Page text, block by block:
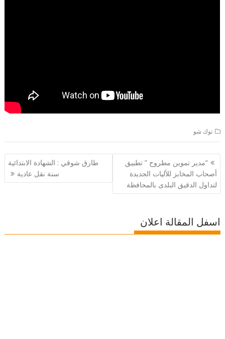
توك شو
تصفّح
المقالات
“مدير تموين مطروح ” تطبيق
أصحاب المخابز للأليات الجديدة
لتداول الدقيق البلدى بالمحافظة
طارق شوقي : الشهادة الابتدائية
سنة نقل عادية
اسفل المقالة اعلان